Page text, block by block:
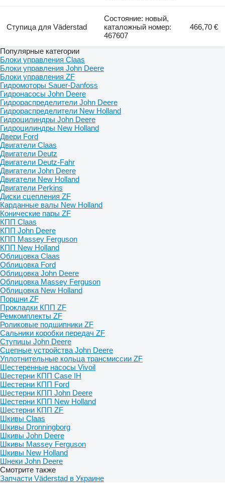
Ступица для Väderstad
Состояние: новый,
каталожный номер:
467607
466,70 €
Популярные категории
Блоки управления Claas
Блоки управления John Deere
Блоки управления ZF
Гидромоторы Sauer-Danfoss
Гидронасосы John Deere
Гидрораспределители John Deere
Гидрораспределители New Holland
Гидроцилиндры John Deere
Гидроцилиндры New Holland
Двери Ford
Двигатели Claas
Двигатели Deutz
Двигатели Deutz-Fahr
Двигатели John Deere
Двигатели New Holland
Двигатели Perkins
Диски сцепления ZF
Карданные валы New Holland
Конические пары ZF
КПП Claas
КПП John Deere
КПП Massey Ferguson
КПП New Holland
Облицовка Claas
Облицовка Ford
Облицовка John Deere
Облицовка Massey Ferguson
Облицовка New Holland
Поршни ZF
Прокладки КПП ZF
Ремкомплекты ZF
Роликовые подшипники ZF
Сальники коробки передач ZF
Ступицы John Deere
Сцепные устройства John Deere
Уплотнительные кольца трансмиссии ZF
Шестеренные насосы Vivoil
Шестерни КПП Case IH
Шестерни КПП Ford
Шестерни КПП John Deere
Шестерни КПП New Holland
Шестерни КПП ZF
Шкивы Claas
Шкивы Dronningborg
Шкивы John Deere
Шкивы Massey Ferguson
Шкивы New Holland
Шнеки John Deere
Смотрите также
Запчасти Väderstad в Украине